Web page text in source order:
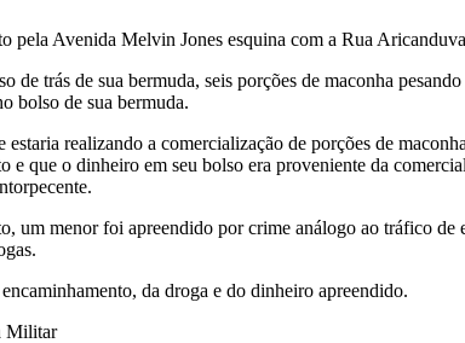
Avenida Melvin Jones esquina com a Rua
de trás de sua bermuda, seis porções de maconha
bolso de sua bermuda.
realizando a comercialização de porções de
que o dinheiro em seu bolso era proveniente da
um menor foi apreendido por crime análogo ao tráfico de
da droga e do dinheiro apreendido.
Militar